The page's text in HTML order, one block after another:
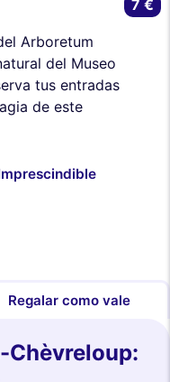
Arboretum
del Museo
tus entradas
de este
7 €
Regalar como vale
Chèvreloup: